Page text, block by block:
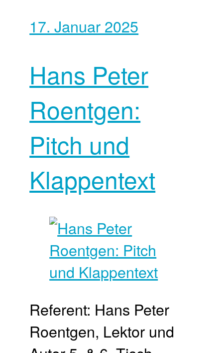
17. Januar 2025
Hans Peter
Roentgen:
Pitch und
Klappentext
Referent: Hans Peter
Roentgen, Lektor und